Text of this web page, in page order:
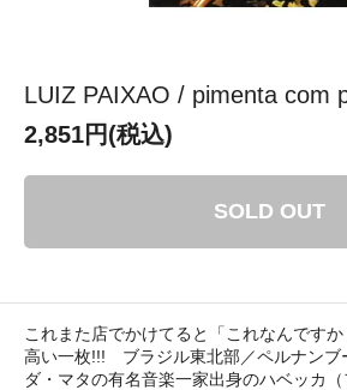
LUIZ PAIXAO / pimenta com
2,851円(税込)
SOLD OUT
これまた店でかけてると「これなんです
高い一枚!!! ブラジル東北部／ペルナンブ
ダ・マタの有名音楽一家出身のハベッカ